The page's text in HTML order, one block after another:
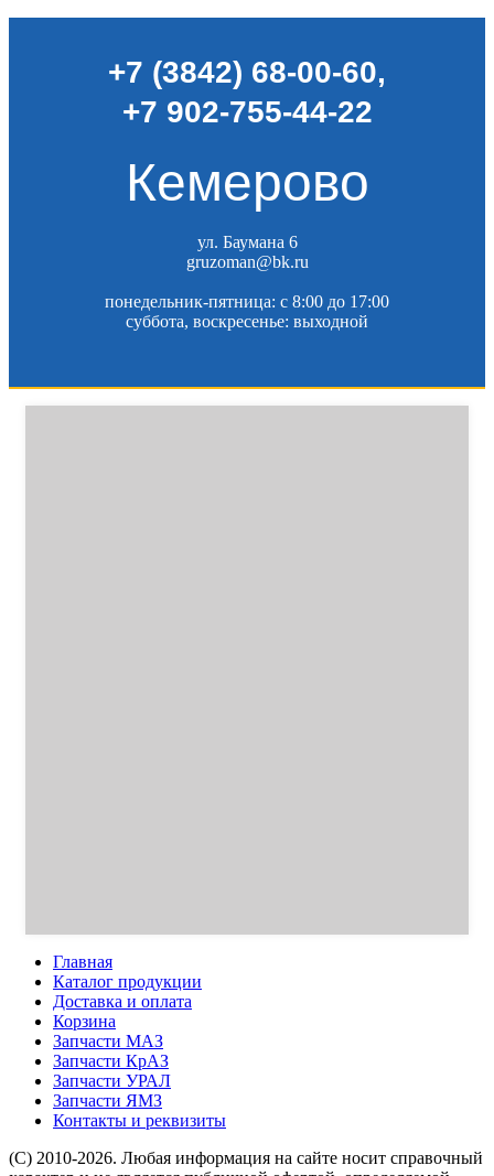
+7 (3842) 68-00-60,
+7 902-755-44-22
Кемерово
ул. Баумана 6
gruzoman@bk.ru
понедельник-пятница: c 8:00 до 17:00
суббота, воскресенье: выходной
Главная
Каталог продукции
Доставка и оплата
Корзина
Запчасти МАЗ
Запчасти КрАЗ
Запчасти УРАЛ
Запчасти ЯМЗ
Контакты и реквизиты
(C) 2010-2026. Любая информация на сайте носит справочный